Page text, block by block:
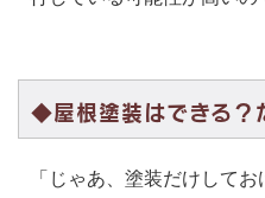
◆屋根塗装はできる？
「じゃあ、塗装だけして